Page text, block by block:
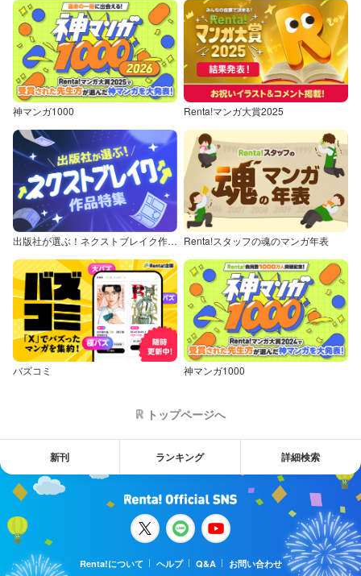
神マンガ1000 Renta!マンガ大賞2025
出版社が選ぶ！ネクストブレイク作品特集 Renta!スタッフの魂のマンガ年表
バズコミ 神マンガ1000
トップページへ
新刊 ランキング 詳細検索
Renta!について ヘルプ Q&A お問い合わせ